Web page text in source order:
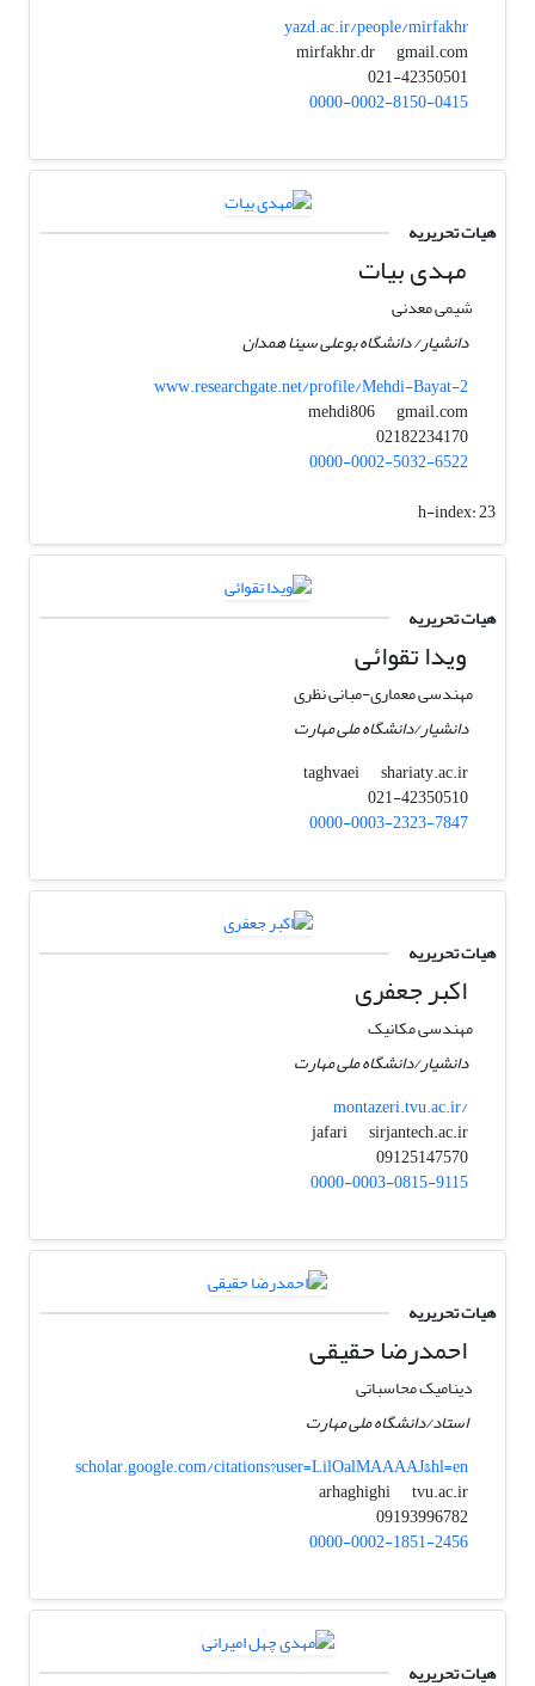
yazd.ac.ir/people/mirfakhr
mirfakhr.dr
gmail.com
0000-0002-8150-0415
هیات تحریریه
مهدی بیات
شیمی معدنی
دانشیار/ دانشگاه بوعلی سینا همدان
www.researchgate.net/profile/Mehdi-Bayat-2
mehdi806
gmail.com
02182234170
0000-0002-5032-6522
h-index:23
هیات تحریریه
ویدا تقوائی
مهندسی معماری-مبانی نظری
دانشیار/دانشگاه ملی مهارت
taghvaei
shariaty.ac.ir
021-42350510
0000-0003-2323-7847
هیات تحریریه
اکبر جعفری
مهندسی مکانیک
دانشیار/دانشگاه ملی مهارت
montazeri.tvu.ac.ir/
jafari
sirjantech.ac.ir
09125147570
0000-0003-0815-9115
هیات تحریریه
احمدرضا حقیقی
دینامیک محاسباتی
استاد/دانشگاه ملی مهارت
scholar.google.com/citations?user=LilOalMAAAAJ&hl=en
arhaghighi
tvu.ac.ir
09193996782
0000-0002-1851-2456
هیات تحریریه